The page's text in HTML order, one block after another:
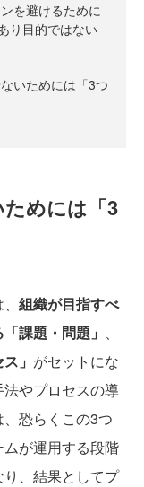
を避けるために
り目的ではない
いためには「3つ
めには「3
組織が目指すべ
課題・問題」 、
」 がセットにな
やプロセスの導
恐らくこの3つ
が運用する段階
、結果としてプ